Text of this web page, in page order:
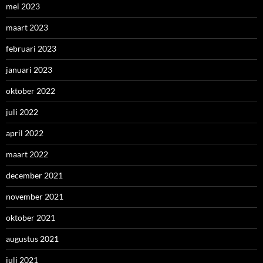
mei 2023
maart 2023
februari 2023
januari 2023
oktober 2022
juli 2022
april 2022
maart 2022
december 2021
november 2021
oktober 2021
augustus 2021
juli 2021